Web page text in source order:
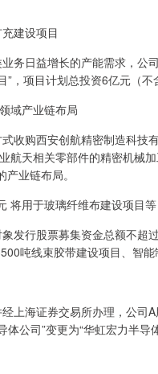
建设项目
日益增长的产能需求，公
”，项目计划总投资6亿元（不
域产业链布局
购西安创航精密制造科技
航天相关零部件的精密机械
业链布局。
用于玻璃纤维布建设项目等
行股票募集资金总额不超
吨线束胶带建设项目、智能
海证券交易所办理，公司A
公司”变更为“华虹宏力半导